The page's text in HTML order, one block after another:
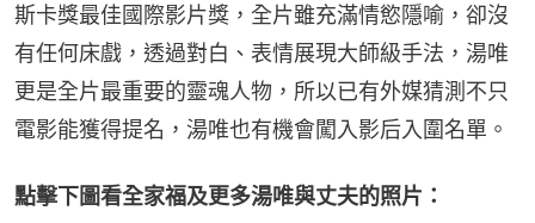
斯卡獎最佳國際影片獎，全片雖充滿情慾隱喻，卻沒
有任何床戲，透過對白、表情展現大師級手法，湯唯
更是全片最重要的靈魂人物，所以已有外媒猜測不只
電影能獲得提名，湯唯也有機會闖入影后入圍名單。
點擊下圖看全家福及更多湯唯與丈夫的照片：